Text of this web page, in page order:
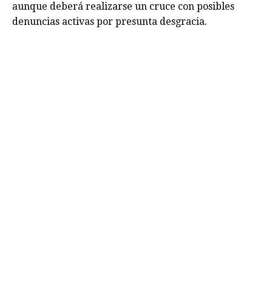
aunque deberá realizarse un cruce con posibles
denuncias activas por presunta desgracia.